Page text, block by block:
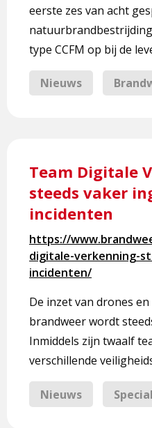
eerste zes van acht
type CCFM op bij de
Nieuws
Team Digitale
steeds vaker
incidenten
https://
digitale-verkenning-
incidenten/
De inzet van drones
brandweer wordt
Inmiddels zijn twaalf
verschillende
Nieuws
meer
Team
Digitale
steeds
vaker
ingezet
incidenten